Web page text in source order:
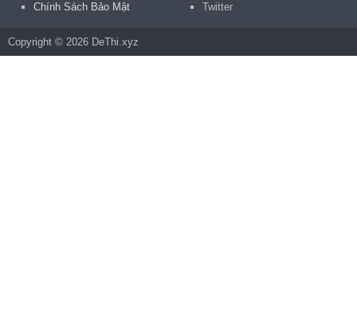
Chính Sách Bảo Mật
Twitter
Copyright © 2026 DeThi.xyz